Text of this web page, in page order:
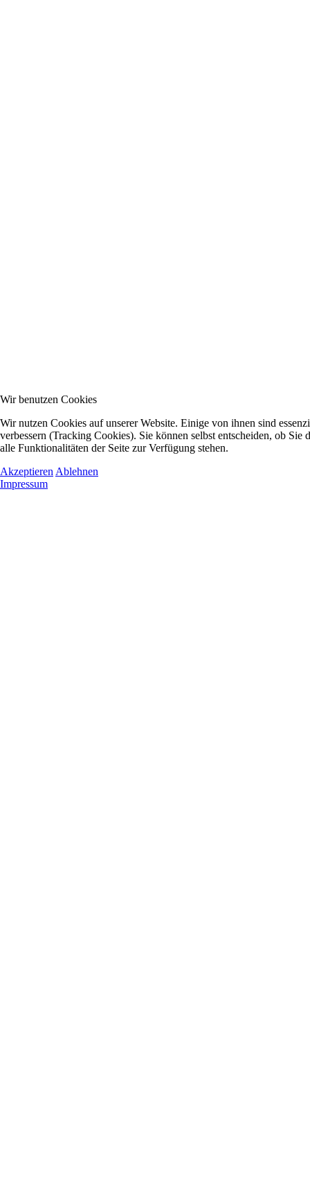
Wir benutzen Cookies
Wir nutzen Cookies auf unserer Website. Einige von ihnen sind
verbessern (Tracking Cookies). Sie können selbst entscheiden, ob
alle Funktionalitäten der Seite zur Verfügung stehen.
Akzeptieren Ablehnen
Impressum